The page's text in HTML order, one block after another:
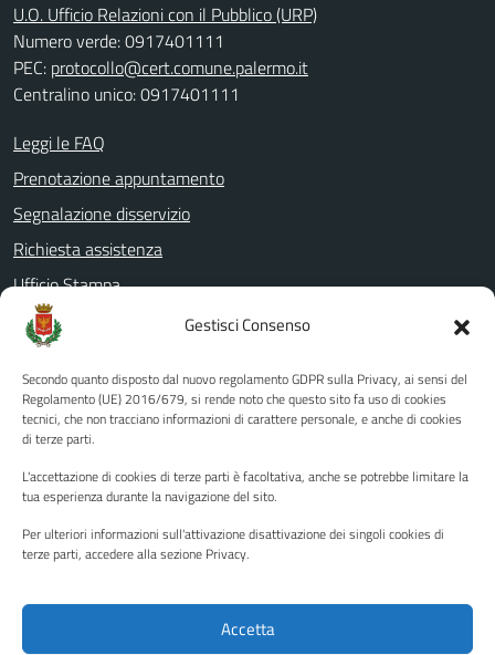
Gestisci Consenso
Secondo quanto disposto dal nuovo regolamento GDPR sulla Privacy, ai sensi del
Regolamento (UE) 2016/679, si rende noto che questo sito fa uso di cookies
tecnici, che non tracciano informazioni di carattere personale, e anche di cookies
di terze parti.
L'accettazione di cookies di terze parti è facoltativa, anche se potrebbe limitare la
tua esperienza durante la navigazione del sito.
Per ulteriori informazioni sull'attivazione disattivazione dei singoli cookies di
terze parti, accedere alla sezione Privacy.
Accetta
U.O. Ufficio Relazioni con il Pubblico (URP)
Numero verde: 0917401111
PEC: protocollo@cert.comune.palermo.it
Centralino unico: 0917401111
Leggi le FAQ
Prenotazione appuntamento
Segnalazione disservizio
Richiesta assistenza
Ufficio Stampa
Amministrazione Trasparente
Albo pretorio
Informativa privacy
Note legali
Piano di miglioramento del sito
Instagram